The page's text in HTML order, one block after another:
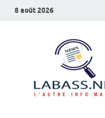
8 août 2026